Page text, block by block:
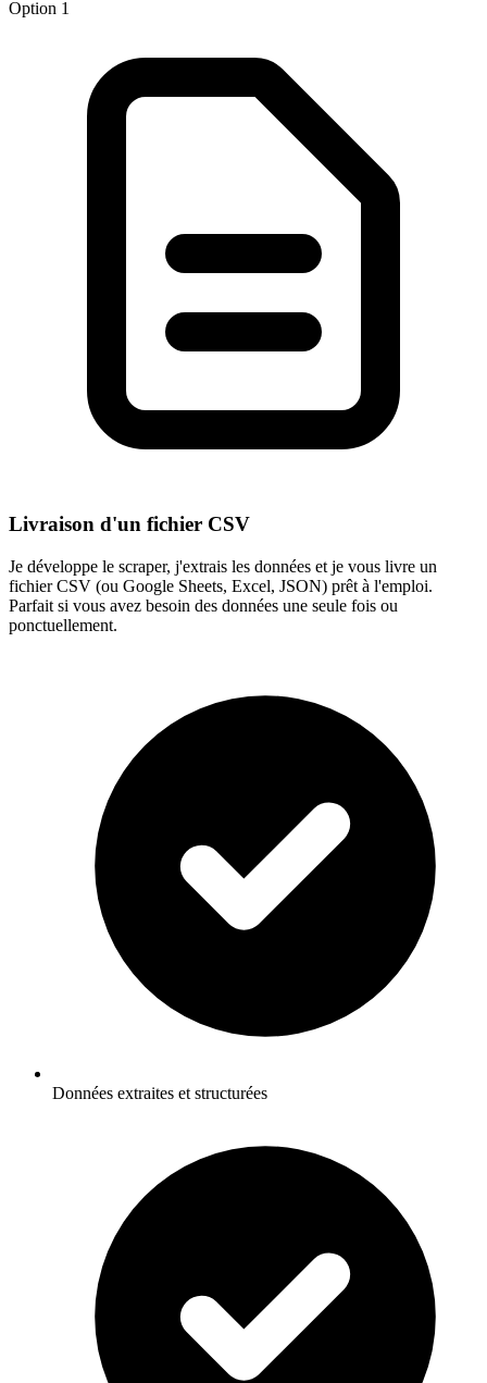
Option 1
Livraison d'un fichier CSV
Je développe le scraper, j'extrais les données et je vous livre un
fichier CSV (ou Google Sheets, Excel, JSON) prêt à l'emploi.
Parfait si vous avez besoin des données une seule fois ou
ponctuellement.
Données extraites et structurées